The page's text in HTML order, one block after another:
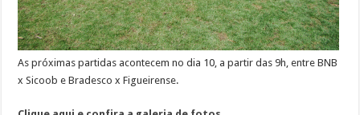
As próximas partidas acontecem no dia 10, a partir das 9h, entre BNB
x Sicoob e Bradesco x Figueirense.